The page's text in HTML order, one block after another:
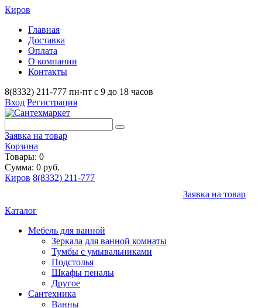
Киров
Главная
Доставка
Оплата
О компании
Контакты
8(8332) 211-777 пн-пт с 9 до 18 часов
Вход Регистрация
Заявка на товар
Корзина
Товары: 0
Сумма: 0 руб.
Киров 8(8332) 211-777
Заявка на товар
Каталог
Мебель для ванной
Зеркала для ванной комнаты
Тумбы с умывальниками
Подстолья
Шкафы пеналы
Другое
Сантехника
Ванны